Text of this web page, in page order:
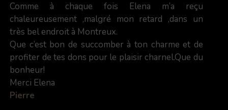
Comme à chaque fois Elena m’a reçu
chaleureusement ,malgré mon retard ,dans un
très bel endroit à Montreux.
Que c’est bon de succomber à ton charme et de
profiter de tes dons pour le plaisir charnel.Que du
bonheur!
Merci Elena
Pierre